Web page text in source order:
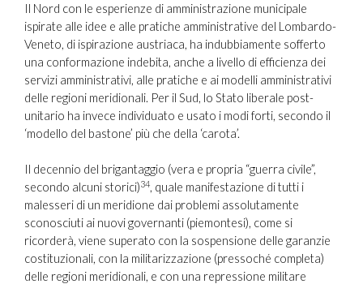
Il Nord con le esperienze di amministrazione municipale
ispirate alle idee e alle pratiche amministrative del Lombardo-
Veneto, di ispirazione austriaca, ha indubbiamente sofferto
una conformazione indebita, anche a livello di efficienza dei
servizi amministrativi, alle pratiche e ai modelli amministrativi
delle regioni meridionali. Per il Sud, lo Stato liberale post-
unitario ha invece individuato e usato i modi forti, secondo il
‘modello del bastone’ più che della ‘carota’.
Il decennio del brigantaggio (vera e propria “guerra civile”,
secondo alcuni storici)34, quale manifestazione di tutti i
malesseri di un meridione dai problemi assolutamente
sconosciuti ai nuovi governanti (piemontesi), come si
ricorderà, viene superato con la sospensione delle garanzie
costituzionali, con la militarizzazione (pressoché completa)
delle regioni meridionali, e con una repressione militare